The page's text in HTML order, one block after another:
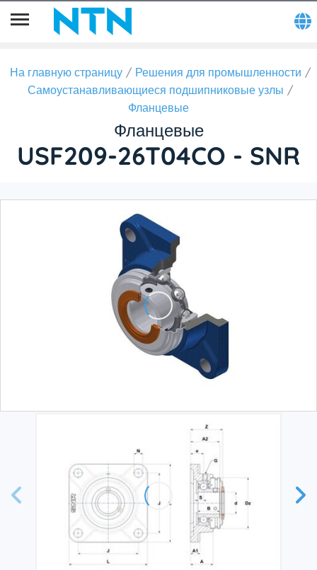
На главную страницу
Решения для промышленности
Самоустанавливающиеся подшипниковые узлы
Фланцевые
Фланцевые
USF209-26T04CO - SNR